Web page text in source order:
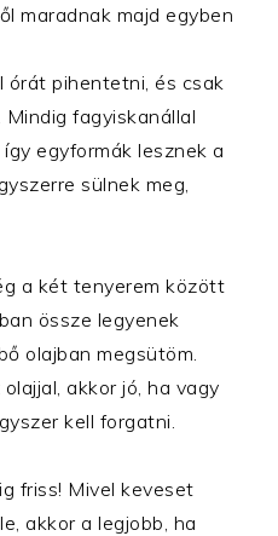
maradnak majd egyben
órát pihentetni, és csak
fagyiskanállal
egyformák lesznek a
sülnek meg,
a két tenyerem között
össze legyenek
olajban megsütöm.
akkor jó, ha vagy
kell forgatni.
friss! Mivel keveset
akkor a legjobb, ha